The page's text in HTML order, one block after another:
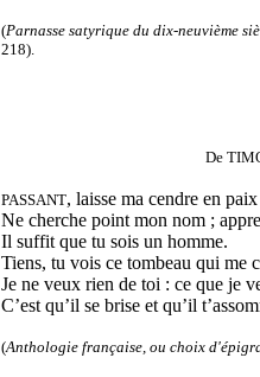
(Parnasse satyrique du dix-neuvième
218).
De
PASSANT, laisse ma cendre en
Ne cherche point mon nom ;
Il suffit que tu sois un homme.
Tiens, tu vois ce tombeau qui me
Je ne veux rien de toi : ce que je
C’est qu’il se brise et qu’il
(Anthologie française, ou choix